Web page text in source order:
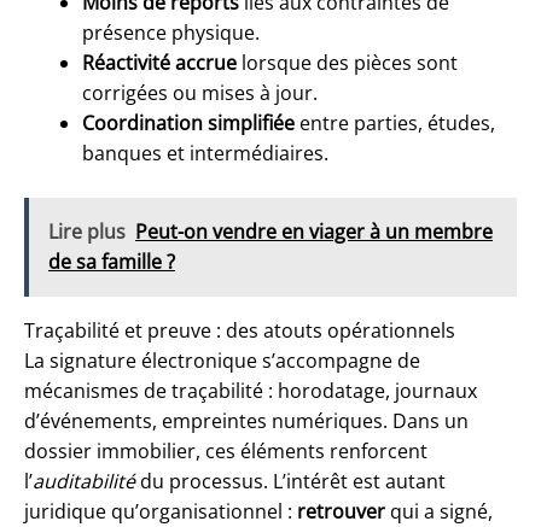
présence physique.
Réactivité accrue lorsque des pièces sont
corrigées ou mises à jour.
Coordination simplifiée entre parties, études,
banques et intermédiaires.
Lire plus Peut-on vendre en viager à un membre
de sa famille ?
Traçabilité et preuve : des atouts opérationnels
La signature électronique s’accompagne de
mécanismes de traçabilité : horodatage, journaux
d’événements, empreintes numériques. Dans un
dossier immobilier, ces éléments renforcent
l’auditabilitédu processus. L’intérêt est autant
juridique qu’organisationnel : retrouver qui a signé,